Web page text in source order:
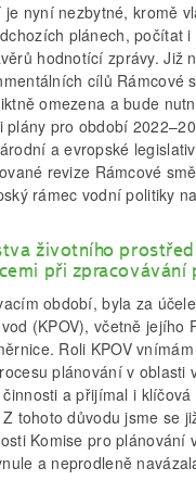
nyní nezbytné, kromě
plánech, počítat i
hodnotící zprávy. Již
cílů Rámcové
omezena a bude
pro období
a evropské
revize Rámcové
rámec vodní politiky
životního
při zpracovávání
období, byla za
(KPOV), včetně jejího
Roli KPOV
plánování v oblasti
a přijímal i
tohoto důvodu jsme se
Komise pro plánování
a neprodleně